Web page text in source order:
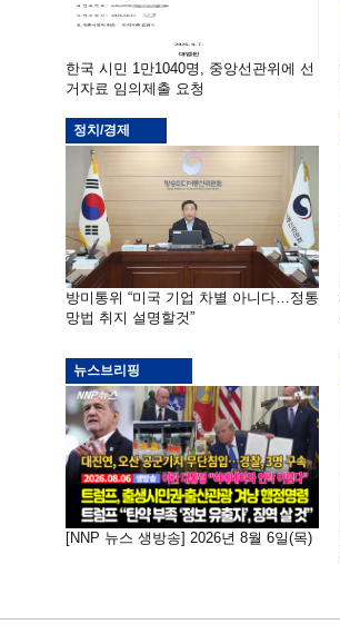
한국 시민 1만1040명, 중앙선관위에 선
거자료 임의제출 요청
정치/경제
방미통위 “미국 기업 차별 아니다…정통
망법 취지 설명할것”
뉴스브리핑
[NNP 뉴스 생방송] 2026년 8월 6일(목)